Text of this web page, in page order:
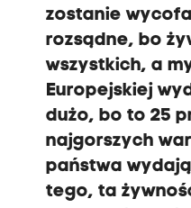
zostanie
rozsądne, bo
wszystkich, a
Europejskiej
dużo, bo to 25
najgorszych
państwa wydają
tego, ta